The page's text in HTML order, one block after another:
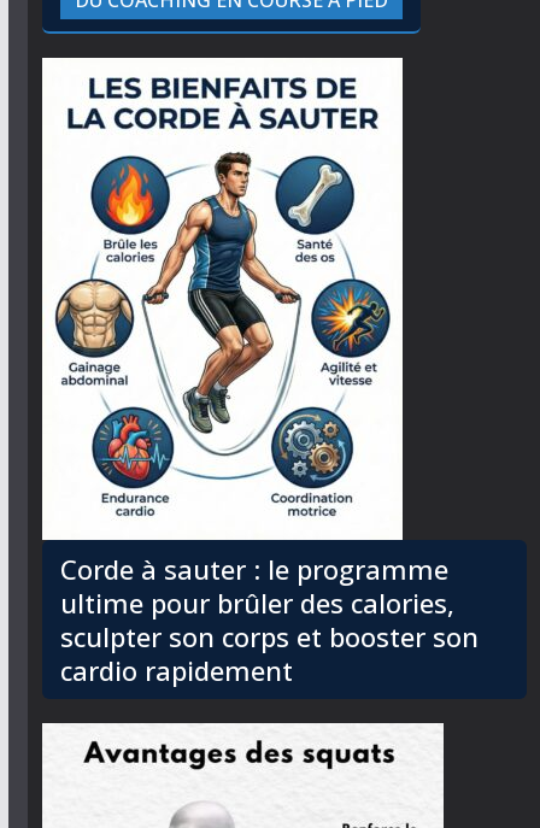
Corde à sauter : le programme
ultime pour brûler des calories,
sculpter son corps et booster son
cardio rapidement